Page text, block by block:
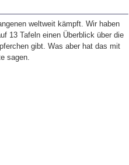
weltweit kämpft. Wir haben
13 Tafeln einen Überblick über die
gibt. Was aber hat das mit
sagen.